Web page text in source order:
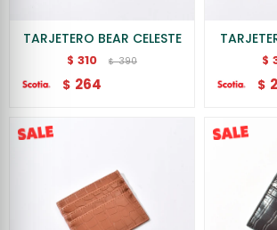
TARJETERO BEAR CELESTE
$ 310 $ 390
$ 264
$
$